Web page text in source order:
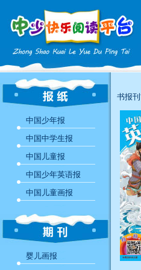
中国少年报
中国中学生报
中国儿童报
中国少年英语报
中国儿童画报
婴儿画报
书报